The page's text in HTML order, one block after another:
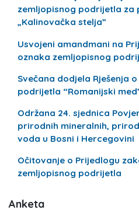
zemljopisnog podrijetla za
„Kalinovačka stelja”
Usvojeni amandmani na
oznaka zemljopisnog
Svečana dodjela Rješenja
podrijetla “Romanijski
Održana 24. sjednica
prirodnih mineralnih,
voda u Bosni i Hercegovini
Očitovanje o Prijedlogu
zemljopisnog podrijetla
Anketa